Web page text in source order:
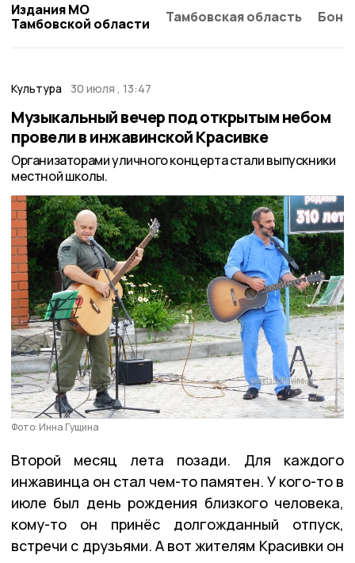
Издания МО
Тамбовской области
Тамбовская область
Культура 30 июля , 13:47
Музыкальный вечер под открытым небом
провели в инжавинской Красивке
Организаторами уличного концерта стали выпускники
местной школы.
Фото: Инна Гущина
Второй месяц лета позади. Для каждого
инжавинца он стал чем-то памятен. У кого-то в
июле был день рождения близкого человека,
кому-то он принёс долгожданный отпуск,
встречи с друзьями. А вот жителям Красивки он